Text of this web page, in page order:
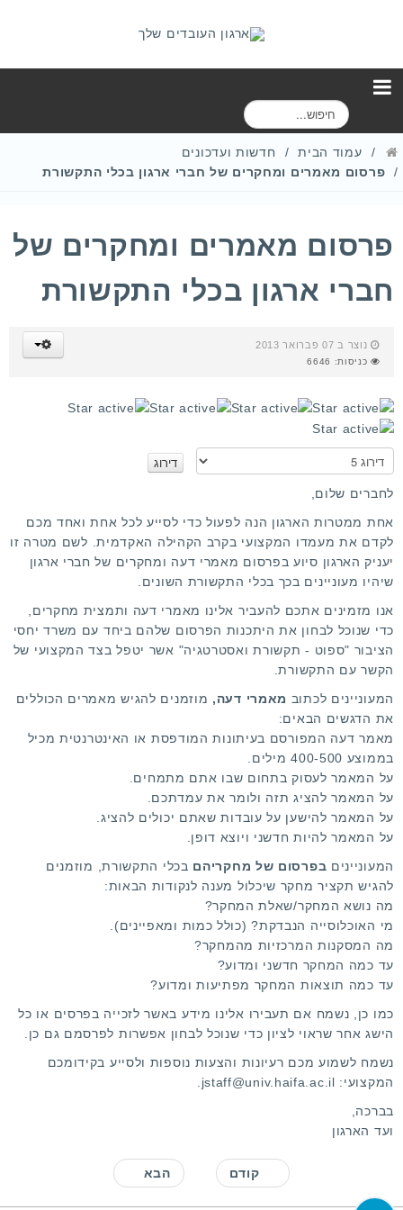
ח
י
ש
עמוד הבית
חדשות ועדכונים
פרסום מאמרים ומחקרים של חברי ארגון בכלי התקשורת
פרסום מאמרים ומחקרים של
חברי ארגון בכלי התקשורת
נוצר ב 07 פברואר 2013
כניסות: 6646
ד
י
ר
ו
ג
ש
ת
מ
ש
י
ם
:
/
5
נ
א
ר
ג
ו
לחברים שלום,
אחת ממטרות הארגון הנה לפעול כדי לסייע לכל אחת ואחד מכם
לקדם את מעמדו המקצועי בקרב הקהילה האקדמית. לשם מטרה זו
יעניק הארגון סיוע בפרסום מאמרי דעה ומחקרים של חברי ארגון
שיהיו מעוניינים בכך בכלי התקשורת השונים.
אנו מזמינים אתכם להעביר אלינו מאמרי דעה ותמצית מחקרים,
כדי שנוכל לבחון את היתכנות הפרסום שלהם ביחד עם משרד יחסי
הציבור "ספוט - תקשורת ואסטרטגיה" אשר יטפל בצד המקצועי של
הקשר עם התקשורת.
המעוניינים לכתוב מאמרי דעה, מוזמנים להגיש מאמרים הכוללים
את הדגשים הבאים:
מאמר דעה המפורסם בעיתונות המודפסת או האינטרנטית מכיל
בממוצע 400-500 מילים.
על המאמר לעסוק בתחום שבו אתם מתמחים.
על המאמר להציג תזה ולומר את עמדתכם.
על המאמר להישען על עובדות שאתם יכולים להציג.
על המאמר להיות חדשני ויוצא דופן.
המעוניינים בפרסום של מחקריהם בכלי התקשורת, מוזמנים
להגיש תקציר מחקר שיכלול מענה לנקודות הבאות:
מה נושא המחקר/שאלת המחקר?
מי האוכלוסייה הנבדקת? (כולל כמות ומאפיינים).
מה המסקנות המרכזיות מהמחקר?
עד כמה המחקר חדשני ומדוע?
עד כמה תוצאות המחקר מפתיעות ומדוע?
כמו כן, נשמח אם תעבירו אלינו מידע באשר לזכייה בפרסים או כל
הישג אחר שראוי לציון כדי שנוכל לבחון אפשרות לפרסמם גם כן.
נשמח לשמוע מכם רעיונות והצעות נוספות ולסייע בקידומכם
המקצועי: jstaff@univ.haifa.ac.il.
בברכה,
ועד הארגון
קודם הבא